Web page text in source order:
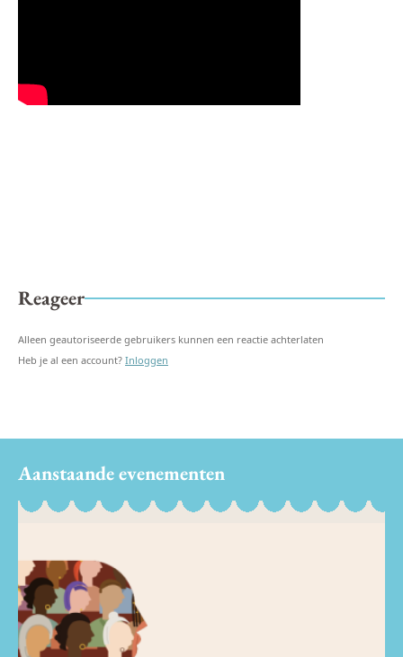
Reageer
Alleen geautoriseerde gebruikers kunnen een reactie achterlaten
Heb je al een account? Inloggen
Aanstaande evenementen